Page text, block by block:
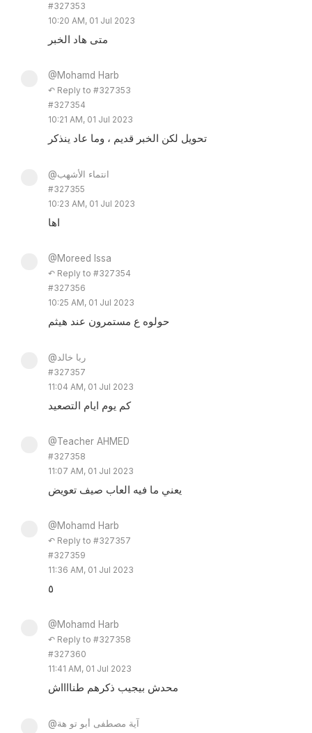
#327353
10:20 AM, 01 Jul 2023
متى هاد الخبر
@Mohamd Harb
↶ Reply to #327353
#327354
10:21 AM, 01 Jul 2023
تحويل لكن الخبر قديم ، وما عاد ينذكر
@انتماء الأشهب
#327355
10:23 AM, 01 Jul 2023
اها
@Moreed Issa
↶ Reply to #327354
#327356
10:25 AM, 01 Jul 2023
حولوه ع مستمرون عند هيثم
@ربا خالد
#327357
11:04 AM, 01 Jul 2023
كم يوم ايام التصعيد
@Teacher AHMED
#327358
11:07 AM, 01 Jul 2023
يعني ما فيه العاب صيف تعويض
@Mohamd Harb
↶ Reply to #327357
#327359
11:36 AM, 01 Jul 2023
٥
@Mohamd Harb
↶ Reply to #327358
#327360
11:41 AM, 01 Jul 2023
محدش بيجيب ذكرهم طنااااش
@آية مصطفى أبو تو هة